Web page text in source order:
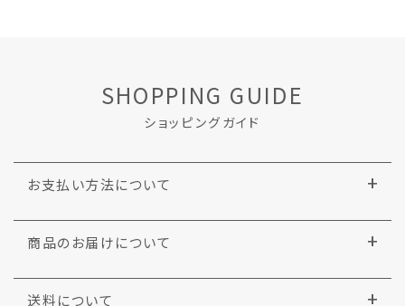
SHOPPING GUIDE
ショッピングガイド
お支払い方法について
商品のお届けについて
送料について